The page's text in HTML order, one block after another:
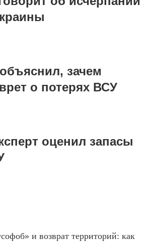
зачем
о потерях ВСУ
оценил запасы
и возврат территорий: как